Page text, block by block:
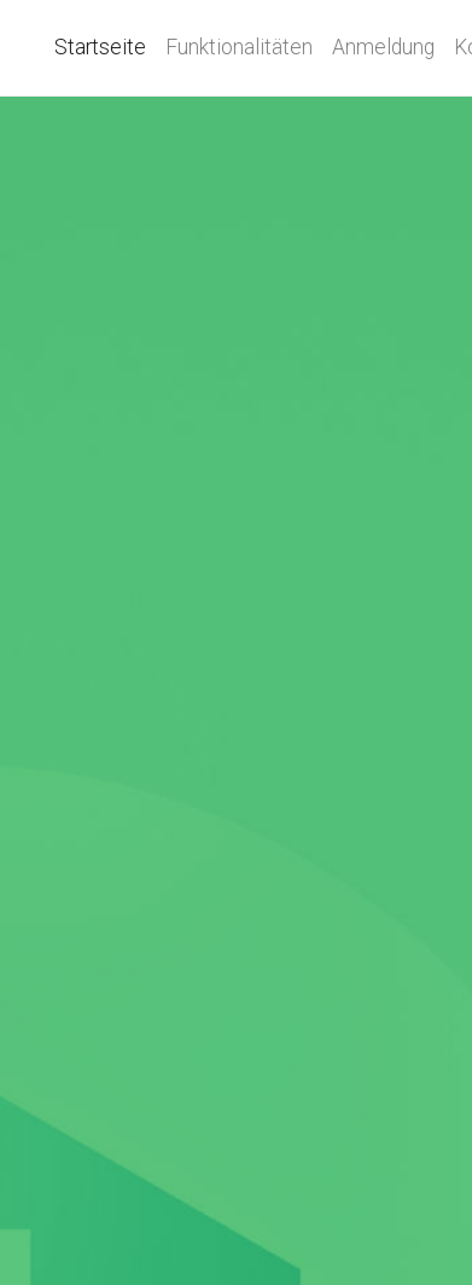
Startseite Funktionalitäten Anmeldung